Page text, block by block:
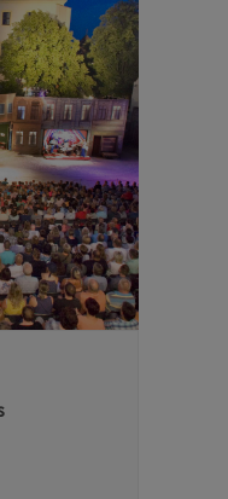
Dresdner